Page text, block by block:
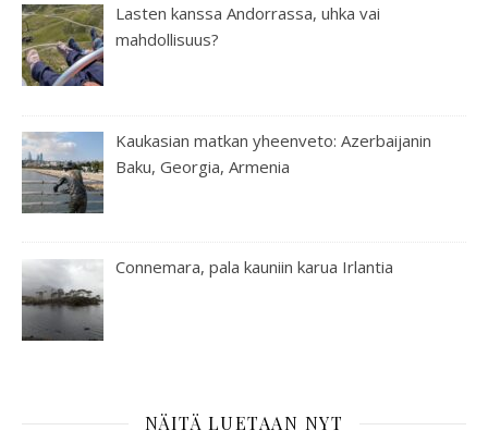
Lasten kanssa Andorrassa, uhka vai
mahdollisuus?
Kaukasian matkan yheenveto: Azerbaijanin
Baku, Georgia, Armenia
Connemara, pala kauniin karua Irlantia
NÄITÄ LUETAAN NYT